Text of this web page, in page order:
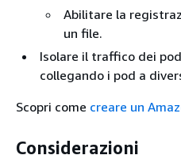
Abilitare la
un file.
Isolare il traffico dei
collegando i pod a
Scopri come creare un
Considerazioni